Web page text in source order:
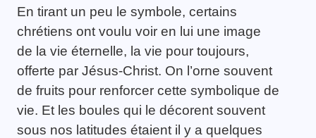
En tirant un peu le symbole, certains
chrétiens ont voulu voir en lui une image
de la vie éternelle, la vie pour toujours,
offerte par Jésus-Christ. On l’orne souvent
de fruits pour renforcer cette symbolique de
vie. Et les boules qui le décorent souvent
sous nos latitudes étaient il y a quelques